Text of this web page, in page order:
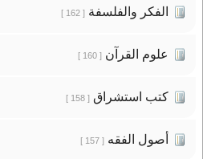
الفكر والفلسفة[ 162 ]
علوم القرآن[ 160 ]
كتب استشراق[ 158 ]
أصول الفقه[ 157 ]